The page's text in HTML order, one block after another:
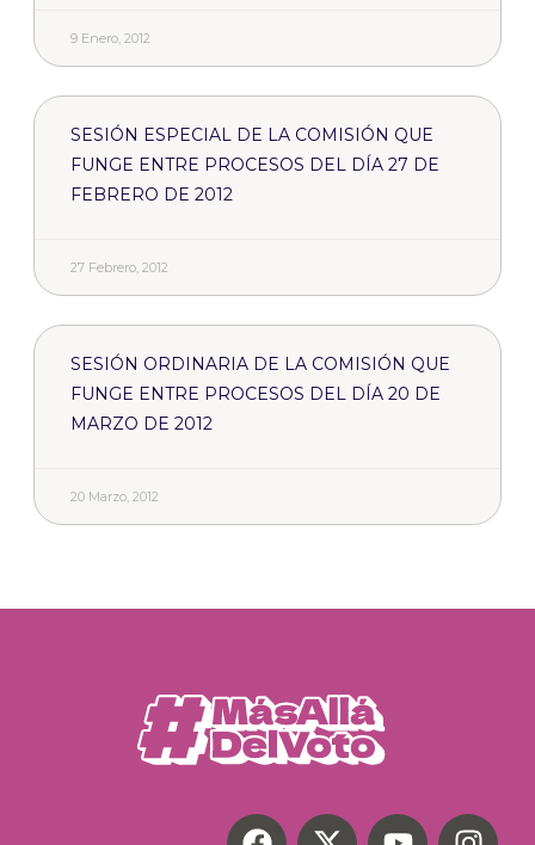
9 Enero, 2012
SESIÓN ESPECIAL DE LA COMISIÓN QUE
FUNGE ENTRE PROCESOS DEL DÍA 27 DE
FEBRERO DE 2012
27 Febrero, 2012
SESIÓN ORDINARIA DE LA COMISIÓN QUE
FUNGE ENTRE PROCESOS DEL DÍA 20 DE
MARZO DE 2012
20 Marzo, 2012